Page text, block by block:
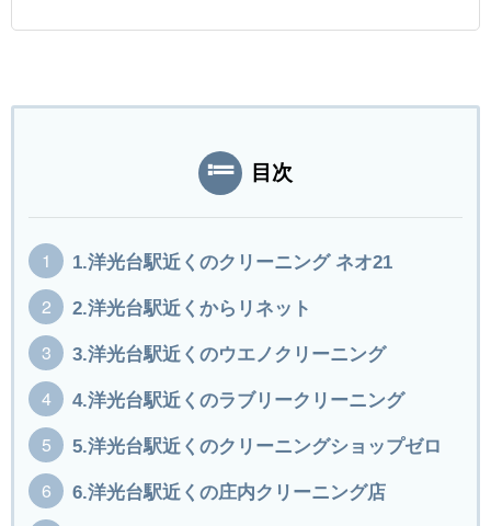
目次
1.洋光台駅近くのクリーニング ネオ21
2.洋光台駅近くからリネット
3.洋光台駅近くのウエノクリーニング
4.洋光台駅近くのラブリークリーニング
5.洋光台駅近くのクリーニングショップゼロ
6.洋光台駅近くの庄内クリーニング店